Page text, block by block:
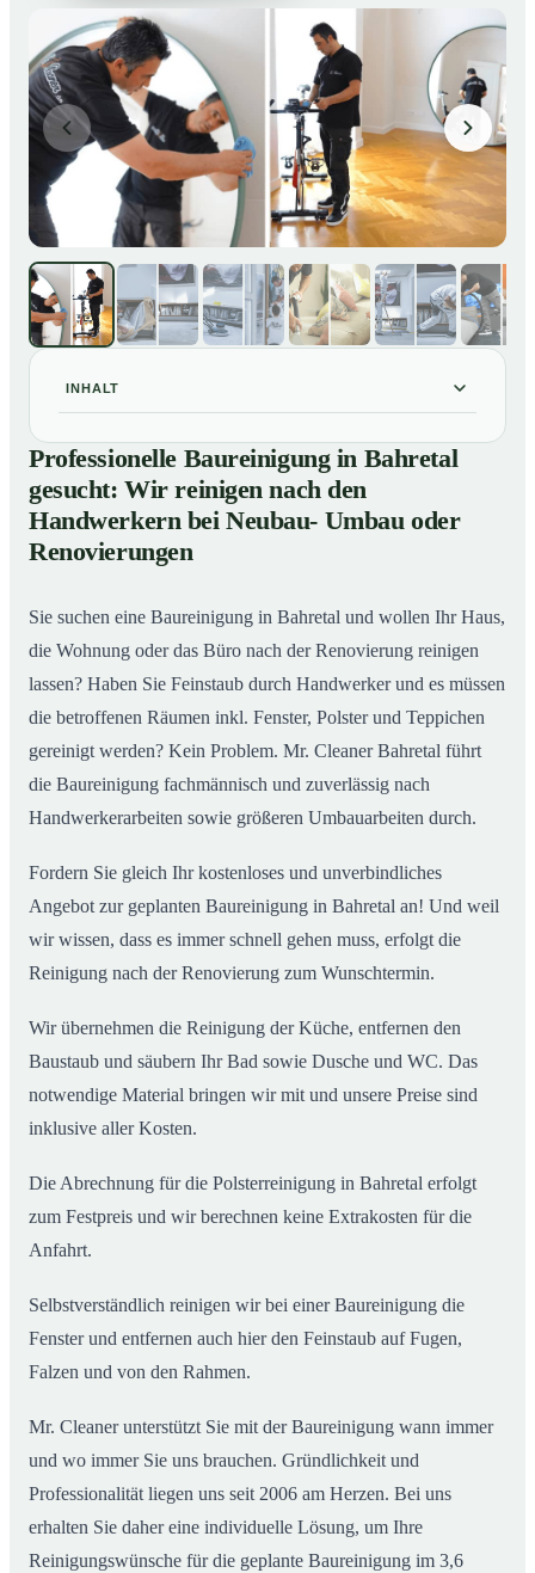
INHALT
01 Professionelle Baureinigung in Bahretal gesucht: Wir
reinigen nach den Handwerkern bei Neubau- Umbau
oder Renovierungen
02Baureinigung in Bahretal – Profis im Einsatz
Professionelle Baureinigung in Bahretal
gesucht: Wir reinigen nach den
Handwerkern bei Neubau- Umbau oder
Renovierungen
Sie suchen eine Baureinigung in Bahretal und wollen Ihr Haus,
die Wohnung oder das Büro nach der Renovierung reinigen
lassen? Haben Sie Feinstaub durch Handwerker und es müssen
die betroffenen Räumen inkl. Fenster, Polster und Teppichen
gereinigt werden? Kein Problem. Mr. Cleaner Bahretal führt
die Baureinigung fachmännisch und zuverlässig nach
Handwerkerarbeiten sowie größeren Umbauarbeiten durch.
Fordern Sie gleich Ihr kostenloses und unverbindliches
Angebot zur geplanten Baureinigung in Bahretal an! Und weil
wir wissen, dass es immer schnell gehen muss, erfolgt die
Reinigung nach der Renovierung zum Wunschtermin.
Wir übernehmen die Reinigung der Küche, entfernen den
Baustaub und säubern Ihr Bad sowie Dusche und WC. Das
notwendige Material bringen wir mit und unsere Preise sind
inklusive aller Kosten.
Die Abrechnung für die Polsterreinigung in Bahretal erfolgt
zum Festpreis und wir berechnen keine Extrakosten für die
Anfahrt.
Selbstverständlich reinigen wir bei einer Baureinigung die
Fenster und entfernen auch hier den Feinstaub auf Fugen,
Falzen und von den Rahmen.
Mr. Cleaner unterstützt Sie mit der Baureinigung wann immer
und wo immer Sie uns brauchen. Gründlichkeit und
Professionalität liegen uns seit 2006 am Herzen. Bei uns
erhalten Sie daher eine individuelle Lösung, um Ihre
Reinigungswünsche für die geplante Baureinigung im 3,6